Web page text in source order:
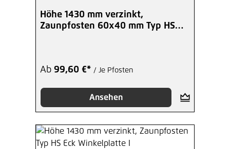
Höhe 1430 mm verzinkt,
Zaunpfosten 60x40 mm Typ HS
Ab 99,60 €* / Je Pfosten
Ansehen